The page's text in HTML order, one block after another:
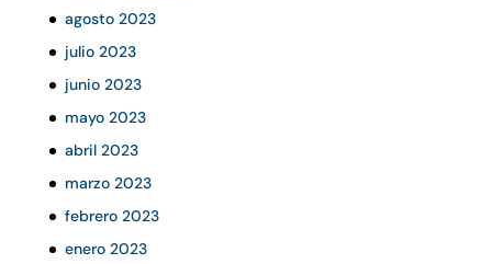
agosto 2023
julio 2023
junio 2023
mayo 2023
abril 2023
marzo 2023
febrero 2023
enero 2023